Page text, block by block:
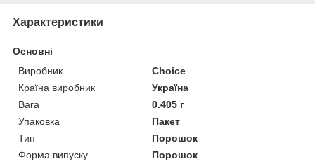
Характеристики
Основні
Виробник
Choice
Країна виробник
Україна
Вага
0.405 г
Упаковка
Пакет
Тип
Порошок
Форма випуску
Порошок